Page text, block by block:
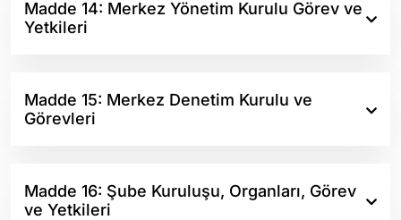
Madde 14: Merkez Yönetim Kurulu Görev ve
Yetkileri
Madde 15: Merkez Denetim Kurulu ve
Görevleri
Madde 16: Şube Kuruluşu, Organları, Görev
ve Yetkileri